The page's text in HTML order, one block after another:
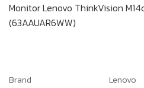
Monitor Lenovo ThinkVision
(63AAUAR6WW)
Brand
Lenovo